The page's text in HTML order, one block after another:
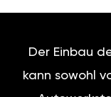
Der Einbau
kann sowohl